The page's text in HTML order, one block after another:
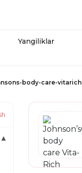
Yangiliklar
body-care-vitarich
▾